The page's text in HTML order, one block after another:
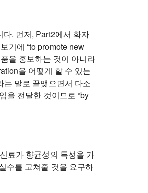
. 먼저, Part2에서 화자
기에 “to promote new
을 홍보하는 것이 아니라
을 어떻게 할 수 있는
는 말로 끝맺으면서 다소
을 전달한 것이므로 “by
료가 향균성의 특성을 가
수를 고쳐줄 것을 요구하